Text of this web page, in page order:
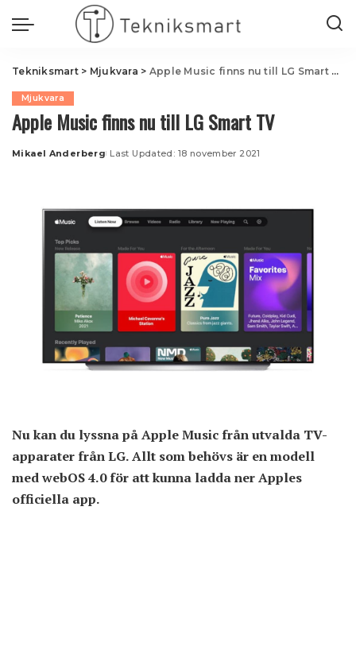
Tekniksmart> Mjukvara > Apple Music finns nu till LG Smart TV
Mjukvara
Apple Music finns nu till LG Smart TV
Posted
Mikael Anderberg Last Updated: 18 november 2021
Nu kan du lyssna på Apple Music från utvalda TV-
apparater från LG. Allt som behövs är en modell
med webOS 4.0 för att kunna ladda ner Apples
officiella app.